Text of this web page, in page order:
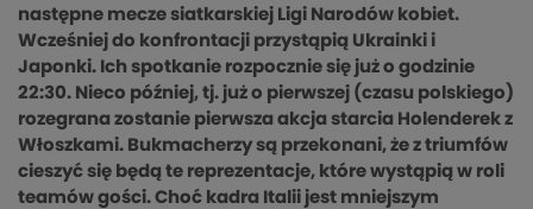
następne mecze siatkarskiej Ligi Narodów kobiet.
Wcześniej do konfrontacji przystąpią Ukrainki i
Japonki. Ich spotkanie rozpocznie się już o godzinie
22:30. Nieco później, tj. już o pierwszej (czasu polskiego)
rozegrana zostanie pierwsza akcja starcia Holenderek z
Włoszkami. Bukmacherzy są przekonani, że z triumfów
cieszyć się będą te reprezentacje, które wystąpią w roli
teamów gości. Choć kadra Italii jest mniejszym